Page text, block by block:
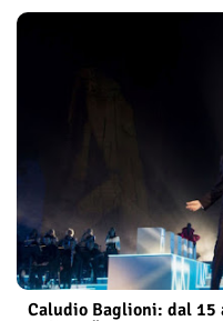
Caludio Baglioni: dal 15